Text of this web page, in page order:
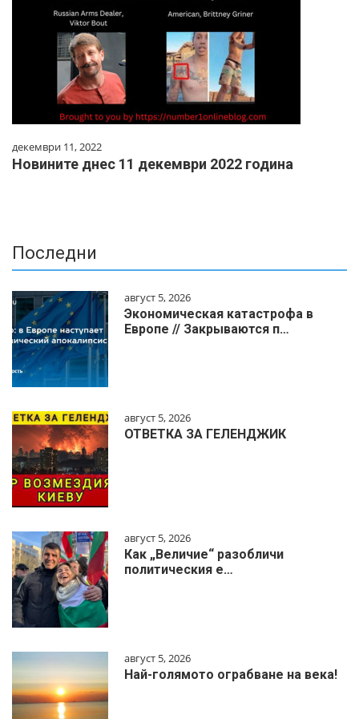
декември 11, 2022
Новините днес 11 декември 2022 година
Последни
август 5, 2026
Экономическая катастрофа в
Европе // Закрываются п…
август 5, 2026
ОТВЕТКА ЗА ГЕЛЕНДЖИК
август 5, 2026
Как „Величие“ разобличи
политическия е…
август 5, 2026
Най-голямото ограбване на века!